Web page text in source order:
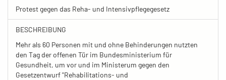
Protest gegen das Reha- und Intensivpflegegesetz
BESCHREIBUNG
Mehr als 60 Personen mit und ohne Behinderungen nutzten
den Tag der offenen Tür im Bundesministerium für
Gesundheit, um vor und im Ministerum gegen den
Gesetzentwurf "Rehabilitations- und